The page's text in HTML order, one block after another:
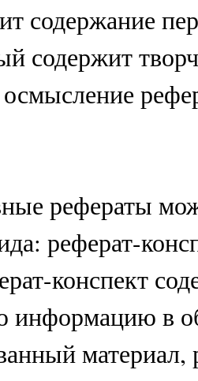
содержание
содержит
рефераты
реферат-
конспект
информацию в
материал,